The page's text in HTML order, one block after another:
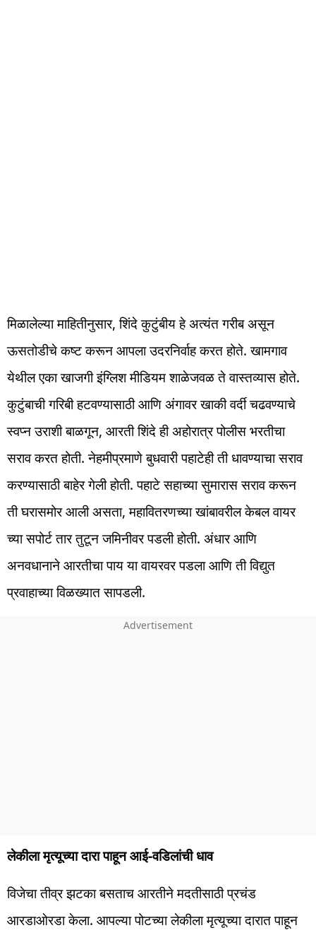
मिळालेल्या माहितीनुसार, शिंदे कुटुंबीय हे अत्यंत गरीब असून
ऊसतोडीचे कष्ट करून आपला उदरनिर्वाह करत होते. खामगाव
येथील एका खाजगी इंग्लिश मीडियम शाळेजवळ ते वास्तव्यास होते.
कुटुंबाची गरिबी हटवण्यासाठी आणि अंगावर खाकी वर्दी चढवण्याचे
स्वप्न उराशी बाळगून, आरती शिंदे ही अहोरात्र पोलीस भरतीचा
सराव करत होती. नेहमीप्रमाणे बुधवारी पहाटेही ती धावण्याचा सराव
करण्यासाठी बाहेर गेली होती. पहाटे सहाच्या सुमारास सराव करून
ती घरासमोर आली असता, महावितरणच्या खांबावरील केबल वायर
च्या सपोर्ट तार तुटून जमिनीवर पडली होती. अंधार आणि
अनवधानाने आरतीचा पाय या वायरवर पडला आणि ती विद्युत
प्रवाहाच्या विळख्यात सापडली.
लेकीला मृत्यूच्या दारा पाहून आई-वडिलांची धाव
विजेचा तीव्र झटका बसताच आरतीने मदतीसाठी प्रचंड
आरडाओरडा केला. आपल्या पोटच्या लेकीला मृत्यूच्या दारात पाहून